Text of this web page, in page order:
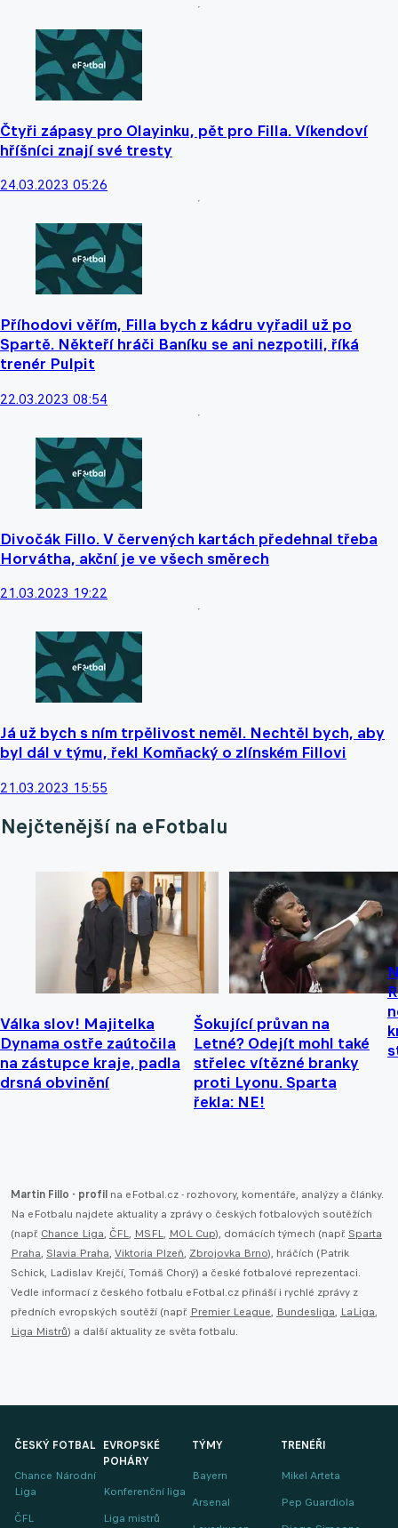
Čtyři zápasy pro Olayinku, pět pro Filla. Víkendoví
hříšníci znají své tresty
24.03.2023 05:26
Příhodovi věřím, Filla bych z kádru vyřadil už po
Spartě. Někteří hráči Baníku se ani nezpotili, říká
trenér Pulpit
22.03.2023 08:54
Divočák Fillo. V červených kartách předehnal třeba
Horvátha, akční je ve všech směrech
21.03.2023 19:22
Já už bych s ním trpělivost neměl. Nechtěl bych, aby
byl dál v týmu, řekl Komňacký o zlínském Fillovi
21.03.2023 15:55
Nejčtenější na eFotbalu
Válka slov! Majitelka
Dynama ostře zaútočila
na zástupce kraje, padla
drsná obvinění
Šokující průvan na
Letné? Odejít mohl také
střelec vítězné branky
proti Lyonu. Sparta
řekla: NE!
Martin Fillo - profil na eFotbal.cz - rozhovory, komentáře, analýzy a články.
Na eFotbalu najdete aktuality a zprávy o českých fotbalových soutěžích
(např. Chance Liga, ČFL, MSFL, MOL Cup), domácích týmech (např. Sparta
Praha, Slavia Praha, Viktoria Plzeň, Zbrojovka Brno), hráčích (Patrik
Schick, Ladislav Krejčí, Tomáš Chorý) a české fotbalové reprezentaci.
Vedle informací z českého fotbalu eFotbal.cz přináší i rychlé zprávy z
předních evropských soutěží (např. Premier League, Bundesliga, LaLiga,
Liga Mistrů) a další aktuality ze světa fotbalu.
ČESKÝ FOTBAL
Chance Národní
Liga
ČFL
EVROPSKÉ
POHÁRY
Konferenční liga
Liga mistrů
TÝMY
Bayern
Arsenal
TRENÉŘI
Mikel Arteta
Pep Guardiola